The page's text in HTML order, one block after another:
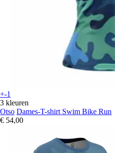
+-1
3 kleuren
Otso Dames-T-shirt Swim Bike Run
€ 54,00